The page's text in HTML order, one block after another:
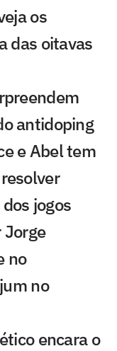
os
das oitavas
antidoping
e Abel tem
jogos
no
no
encara o